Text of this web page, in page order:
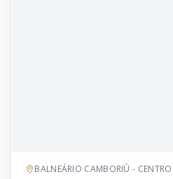
BALNEÁRIO CAMBORIÚ - CENTRO